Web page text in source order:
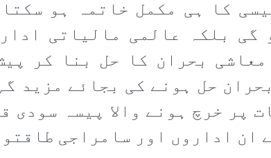
کا ہی مکمل خاتمہ ہو
گی بلکہ عالمی مالیاتی
بحران کا حل بنا کر
حل ہونے کی بجائے مزید
پر خرچ ہونے والا پیسہ
ان اداروں اور سامراجی